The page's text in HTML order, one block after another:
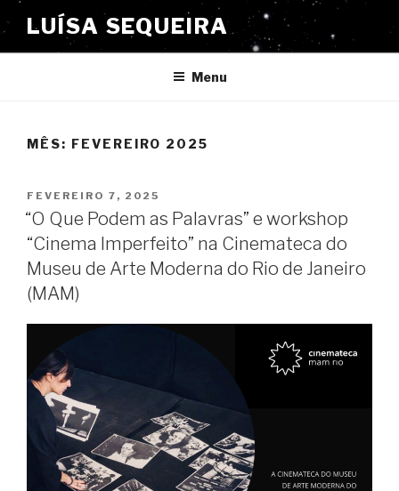
para
o
LUÍSA SEQUEIRA
Menu
MÊS: FEVEREIRO 2025
PUBLICADO
EM
FEVEREIRO 7, 2025
“O Que Podem as Palavras” e workshop
“Cinema Imperfeito” na Cinemateca do
Museu de Arte Moderna do Rio de Janeiro
(MAM)